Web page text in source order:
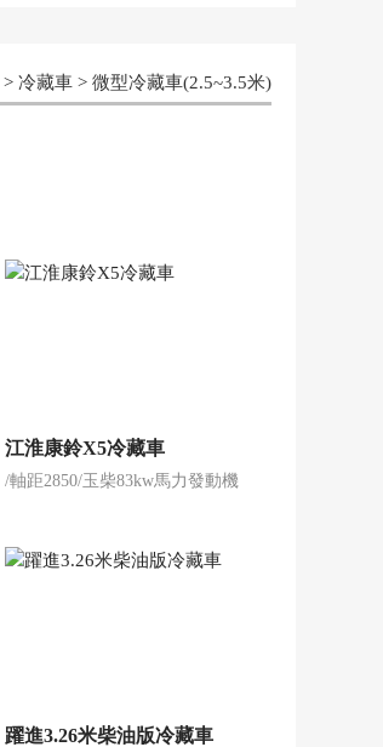
> 冷藏車 > 微型冷藏車(2.5~3.5米)
江淮康鈴X5冷藏車
/軸距2850/玉柴83kw馬力發動機
躍進3.26米柴油版冷藏車